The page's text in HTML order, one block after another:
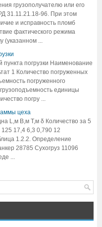
грузополучателю или его
31.11.21.18-96. При этом
и исправность пломб
фактического режима
(указанном ...
погрузки Наименование
1 Количество погруженных
погруженного
единицы
погру ...
цеха
L,м В,м Т,м δ Количество за 5
17,4 6,3 0,790 12
1.2.2. Определение
28785 Сухогруз 11096
...